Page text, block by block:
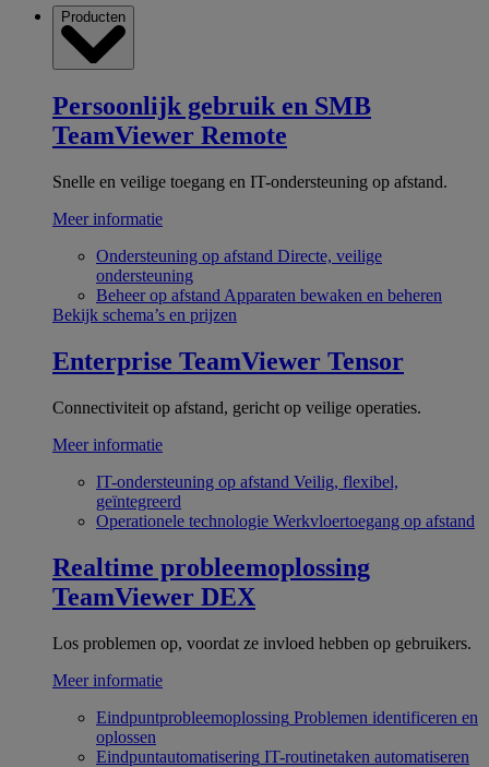
Producten
Persoonlijk gebruik en SMB
TeamViewer Remote
Snelle en veilige toegang en IT-ondersteuning op afstand.
Meer informatie
Ondersteuning op afstand Directe, veilige
ondersteuning
Beheer op afstand Apparaten bewaken en beheren
Bekijk schema’s en prijzen
Enterprise TeamViewer Tensor
Connectiviteit op afstand, gericht op veilige operaties.
Meer informatie
IT-ondersteuning op afstand Veilig, flexibel,
geïntegreerd
Operationele technologie Werkvloertoegang op afstand
Realtime probleemoplossing
TeamViewer DEX
Los problemen op, voordat ze invloed hebben op gebruikers.
Meer informatie
Eindpuntprobleemoplossing Problemen identificeren en
oplossen
Eindpuntautomatisering IT-routinetaken automatiseren